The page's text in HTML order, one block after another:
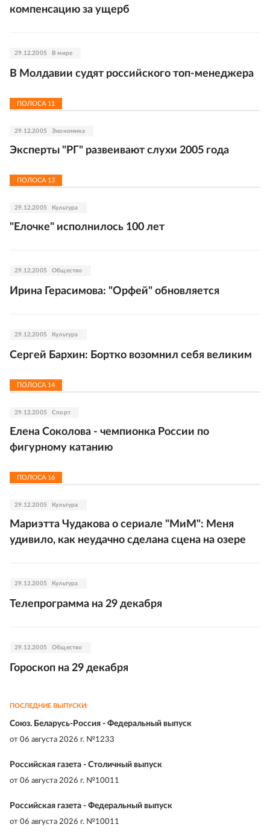
компенсацию за ущерб
29.12.2005 В мире
В Молдавии судят российского топ-менеджера
ПОЛОСА 11
29.12.2005 Экономика
Эксперты "РГ" развеивают слухи 2005 года
ПОЛОСА 13
29.12.2005 Культура
"Елочке" исполнилось 100 лет
29.12.2005 Общество
Ирина Герасимова: "Орфей" обновляется
29.12.2005 Культура
Сергей Бархин: Бортко возомнил себя великим
ПОЛОСА 14
29.12.2005 Спорт
Елена Соколова - чемпионка России по
фигурному катанию
ПОЛОСА 16
29.12.2005 Культура
Мариэтта Чудакова о сериале "МиМ": Меня
удивило, как неудачно сделана сцена на озере
29.12.2005 Культура
Телепрограмма на 29 декабря
29.12.2005 Общество
Гороскоп на 29 декабря
ПОСЛЕДНИЕ ВЫПУСКИ:
Союз. Беларусь-Россия - Федеральный выпуск
от 06 августа 2026 г. №1233
Российская газета - Столичный выпуск
от 06 августа 2026 г. №10011
Российская газета - Федеральный выпуск
от 06 августа 2026 г. №10011